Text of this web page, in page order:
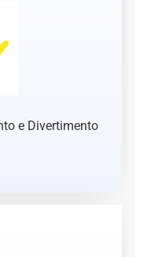
e Divertimento